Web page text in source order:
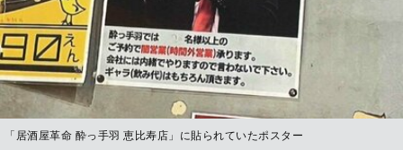
「居酒屋革命 酔っ手羽 恵比寿店」に貼られていたポスター